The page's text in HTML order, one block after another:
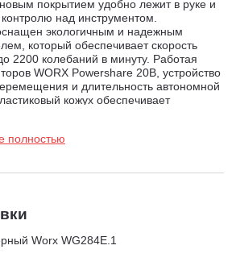
покрытием удобно лежит в руке и
над инструментом.
экологичным и надежным
который обеспечивает скорость
2200 колебаний в минуту. Работая
WORX Powershare 20В, устройство
и длительность автономной
кожух обеспечивает
полностью
Worx WG284E.1